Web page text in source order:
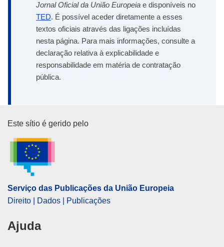
Jornal Oficial da União Europeia e disponíveis no
TED. É possível aceder diretamente a esses
textos oficiais através das ligações incluídas
nesta página. Para mais informações, consulte a
declaração relativa à explicabilidade e
responsabilidade em matéria de contratação
pública.
Serviço das Publicações da
Este sítio é gerido pelo
Serviço das Publicações da União Europeia
Direito | Dados | Publicações
Ajuda